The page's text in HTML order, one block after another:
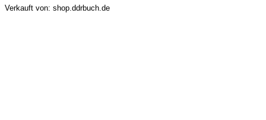
Verkauft von: shop.ddrbuch.de